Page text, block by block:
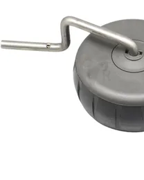
Originalreservdel från Stiga
Artikelnummer:
Passar märke: